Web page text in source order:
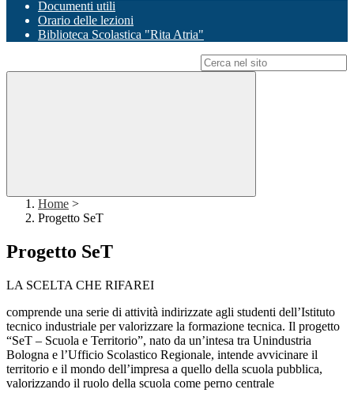
Documenti utili
Orario delle lezioni
Biblioteca Scolastica "Rita Atria"
Home >
Progetto SeT
Progetto SeT
LA SCELTA CHE RIFAREI
comprende una serie di attività indirizzate agli studenti dell’Istituto
tecnico industriale per valorizzare la formazione tecnica. Il progetto
“SeT – Scuola e Territorio”, nato da un’intesa tra Unindustria
Bologna e l’Ufficio Scolastico Regionale, intende avvicinare il
territorio e il mondo dell’impresa a quello della scuola pubblica,
valorizzando il ruolo della scuola come perno centrale